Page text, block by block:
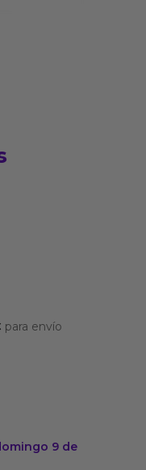
para envío
9 de